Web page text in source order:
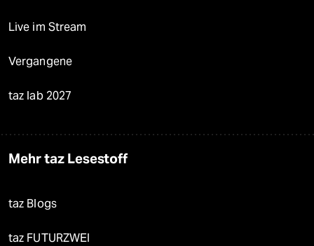
Live im Stream
Vergangene
taz lab 2027
Mehr taz Lesestoff
taz Blogs
taz FUTURZWEI